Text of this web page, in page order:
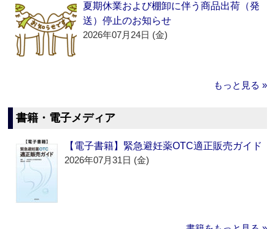
夏期休業および棚卸に伴う商品出荷（発
送）停止のお知らせ
2026年07月24日 (金)
もっと見る »
書籍・電子メディア
【電子書籍】緊急避妊薬OTC適正販売ガイド
2026年07月31日 (金)